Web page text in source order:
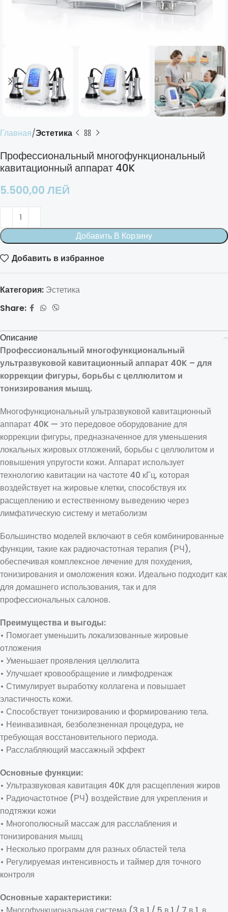
Главная Эстетика
Профессиональный многофункциональный
кавитационный аппарат 40K
5.500,00 ЛЕЙ
Добавить В Корзину
Добавить в избранное
Категория: Эстетика
Share:
Описание
Профессиональный многофункциональный
ультразвуковой кавитационный аппарат 40K – для
коррекции фигуры, борьбы с целлюлитом и
тонизирования мышц.
Многофункциональный ультразвуковой кавитационный
аппарат 40K — это передовое оборудование для
коррекции фигуры, предназначенное для уменьшения
локальных жировых отложений, борьбы с целлюлитом и
повышения упругости кожи. Аппарат использует
технологию кавитации на частоте 40 кГц, которая
воздействует на жировые клетки, способствуя их
расщеплению и естественному выведению через
лимфатическую систему и метаболизм
Большинство моделей включают в себя комбинированные
функции, такие как радиочастотная терапия (РЧ),
обеспечивая комплексное лечение для похудения,
тонизирования и омоложения кожи. Идеально подходит как
для домашнего использования, так и для
профессиональных салонов.
Преимущества и выгоды:
• Помогает уменьшить локализованные жировые
отложения
• Уменьшает проявления целлюлита
• Улучшает кровообращение и лимфодренаж
• Стимулирует выработку коллагена и повышает
эластичность кожи.
• Способствует тонизированию и формированию тела.
• Неинвазивная, безболезненная процедура, не
требующая восстановительного периода.
• Расслабляющий массажный эффект
Основные функции:
• Ультразвуковая кавитация 40K для расщепления жиров
• Радиочастотное (РЧ) воздействие для укрепления и
подтяжки кожи
• Многополюсный массаж для расслабления и
тонизирования мышц
• Несколько программ для разных областей тела
• Регулируемая интенсивность и таймер для точного
контроля
Основные характеристики: